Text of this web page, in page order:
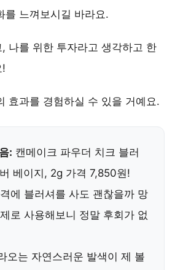
를 느껴보시길 바라요.
, 나를 위한 투자라고 생각하고 한
!
효과를 경험하실 수 있을 거예요.
: 캔메이크 파우더 치크 블러
베이지, 2g 가격 7,850원!
에 블러셔를 사도 괜찮을까 망
로 사용해보니 정말 후회가 없
오는 자연스러운 발색이 제 볼